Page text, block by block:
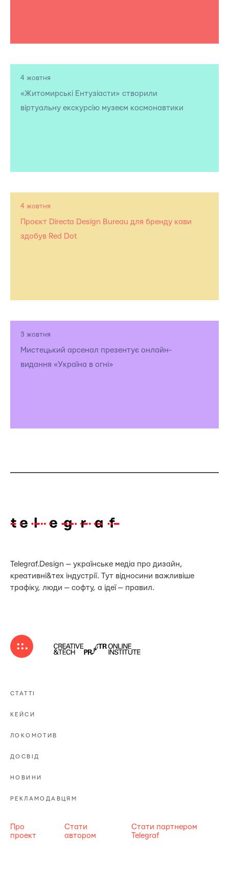
4 жовтня
«Житомирські Ентузіасти» створили
віртуальну екскурсію музеєм космонавтики
4 жовтня
Проєкт Directa Design Bureau для бренду кави
здобув Red Dot
3 жовтня
Мистецький арсенал презентує онлайн-
видання «Україна в огні»
Telegraf.Design — українське медіа про дизайн,
креативні&тех індустрії. Тут відносини важливіше
трафіку, люди — софту, а ідеї — правил.
СТАТТІ
КЕЙСИ
ЛОКОМОТИВ
ДОСВІД
НОВИНИ
РЕКЛАМОДАВЦЯМ
Про
проект
Стати
автором
Стати партнером
Telegraf